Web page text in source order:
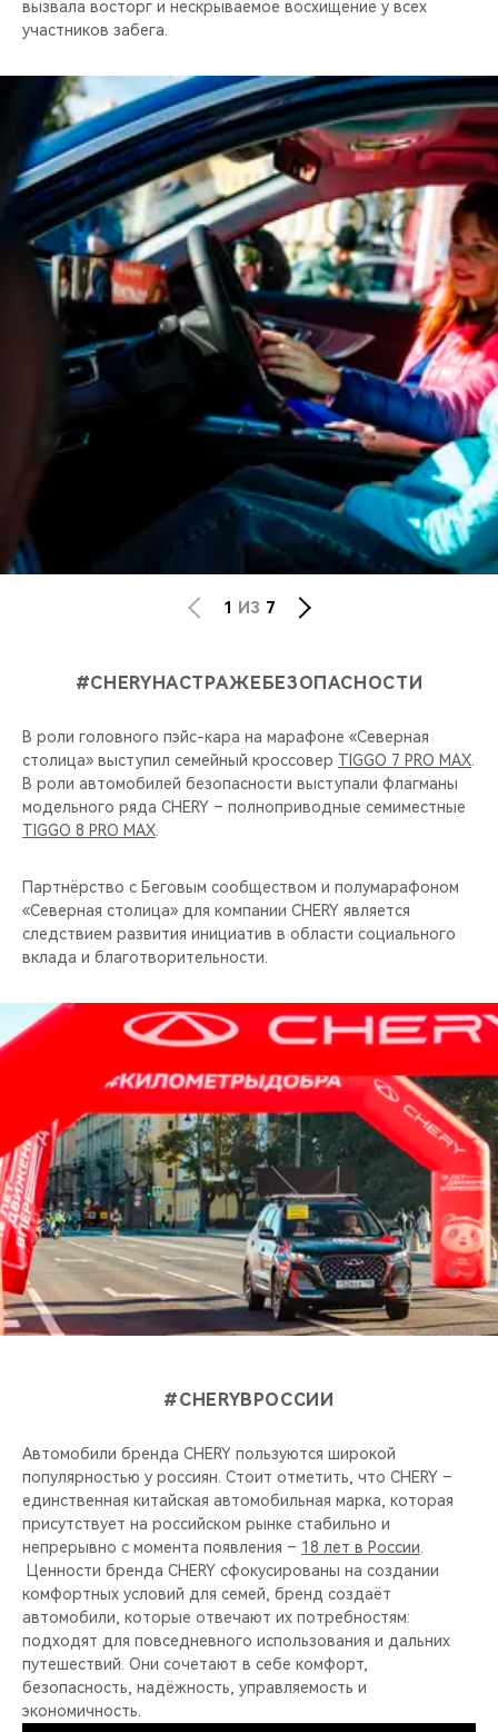
вызвала восторг и нескрываемое восхищение у всех
участников забега.
1 ИЗ 7
#CHERYНАСТРАЖЕБЕЗОПАСНОСТИ
В роли головного пэйс-кара на марафоне «Северная
столица» выступил семейный кроссовер TIGGO 7 PRO MAX.
В роли автомобилей безопасности выступали флагманы
модельного ряда CHERY – полноприводные семиместные
TIGGO 8 PRO MAX.
Партнёрство с Беговым сообществом и полумарафоном
«Северная столица» для компании CHERY является
следствием развития инициатив в области социального
вклада и благотворительности.
#CHERYВРОССИИ
Автомобили бренда CHERY пользуются широкой
популярностью у россиян. Стоит отметить, что CHERY –
единственная китайская автомобильная марка, которая
присутствует на российском рынке стабильно и
непрерывно с момента появления – 18 лет в России
Ценности бренда CHERY сфокусированы на создании
комфортных условий для семей, бренд создаёт
автомобили, которые отвечают их потребностям:
подходят для повседневного использования и дальних
путешествий. Они сочетают в себе комфорт,
безопасность, надёжность, управляемость и
экономичность.